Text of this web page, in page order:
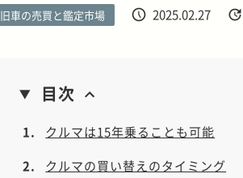
旧車の売買と鑑定市場 2025.02.27
目次
1.
クルマは15年乗ることも可能
2.
クルマの買い替えのタイミング